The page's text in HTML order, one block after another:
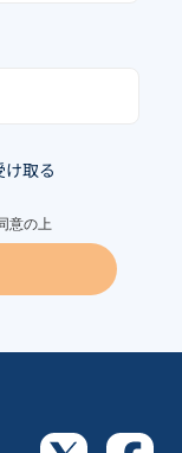
取る
意の上